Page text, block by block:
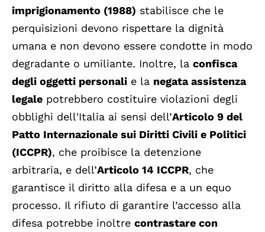
imprigionamento (1988) stabilisce che le
perquisizioni devono rispettare la dignità
umana e non devono essere condotte in modo
degradante o umiliante. Inoltre, la confisca
degli oggetti personali e la negata assistenza
legale potrebbero costituire violazioni degli
obblighi dell'Italia ai sensi dell’Articolo 9 del
Patto Internazionale sui Diritti Civili e Politici
(ICCPR), che proibisce la detenzione
arbitraria, e dell’Articolo 14 ICCPR, che
garantisce il diritto alla difesa e a un equo
processo. Il rifiuto di garantire l’accesso alla
difesa potrebbe inoltre contrastare con